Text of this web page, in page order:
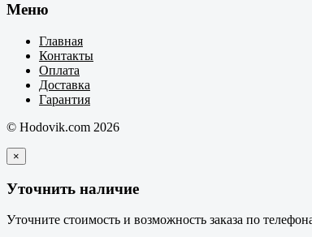
Меню
Главная
Контакты
Оплата
Доставка
Гарантия
© Hodovik.com 2026
×
Уточнить наличие
Уточните стоимость и возможность заказа по